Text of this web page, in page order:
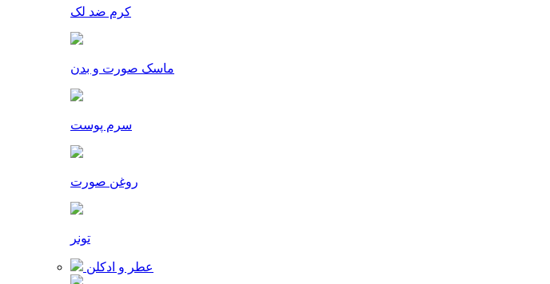
کرم ضد لک
ماسک صورت و بدن
سرم پوست
روغن صورت
تونر
عطر و ادکلن